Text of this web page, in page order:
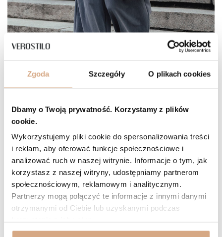
Zgoda Szczegóły O plikach cookies
Dbamy o Twoją prywatność. Korzystamy z plików
cookie.
Wykorzystujemy pliki cookie do spersonalizowania treści
i reklam, aby oferować funkcje społecznościowe i
analizować ruch w naszej witrynie. Informacje o tym, jak
korzystasz z naszej witryny, udostępniamy partnerom
społecznościowym, reklamowym i analitycznym.
Partnerzy mogą połączyć te informacje z innymi danymi
otrzymanymi od Ciebie lub uzyskanymi podczas
Mała torebka na ramię
Mniejsze torebki, typulistonoszkiczy nerki, zwykle nosimy
przewieszone przez klatkę piersiową. Nic nie stoi jednak na
przeszkodzie, aby nosić je zawieszone przez ramię. Taki sposób
noszenia nadaje stylizacji bardziej oficjalnego charakteru, a
jednocześnie wcale nie tracimy na wygodzie. Co więcej, zdejmowanie
torebki jest wtedy ułatwione. Czarna
mała torebka na ramię